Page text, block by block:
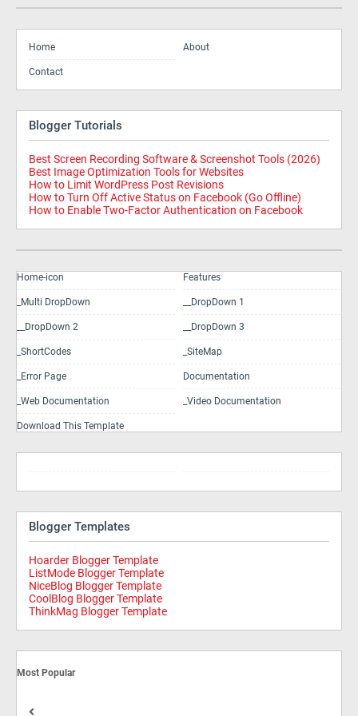
Home About
Contact
Blogger Tutorials
Best Screen Recording Software & Screenshot Tools (2026)
Best Image Optimization Tools for Websites
How to Limit WordPress Post Revisions
How to Turn Off Active Status on Facebook (Go Offline)
How to Enable Two-Factor Authentication on Facebook
Home-icon Features
_Multi DropDown __DropDown 1
__DropDown 2 __DropDown 3
_ShortCodes _SiteMap
_Error Page Documentation
_Web Documentation _Video Documentation
Download This Template
Blogger Templates
Hoarder Blogger Template
ListMode Blogger Template
NiceBlog Blogger Template
CoolBlog Blogger Template
ThinkMag Blogger Template
Most Popular